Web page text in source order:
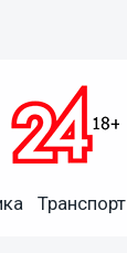
Транспорт